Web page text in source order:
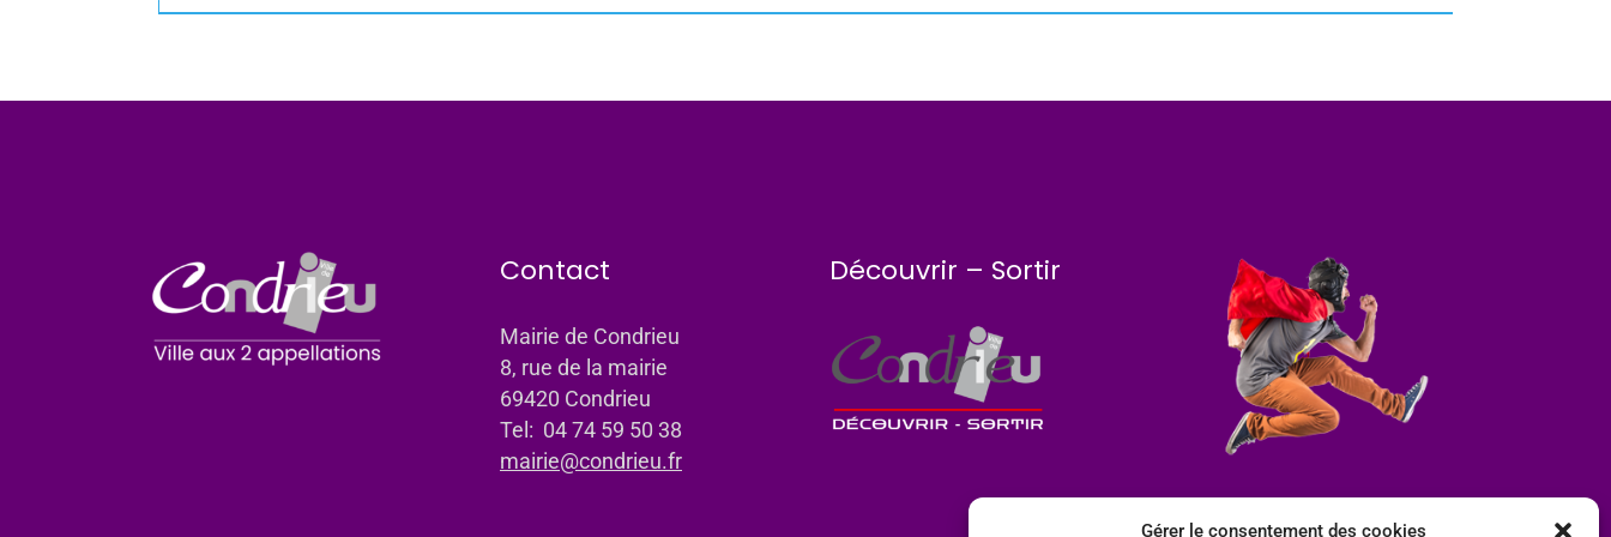
Gérer le consentement des cookies
Contact
Mairie de Condrieu
8, rue de la mairie
69420 Condrieu
Tel: 04 74 59 50 38
mairie@condrieu.fr
Découvrir – Sortir